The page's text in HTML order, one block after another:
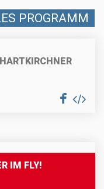
PROGRAMM
IM FLY!